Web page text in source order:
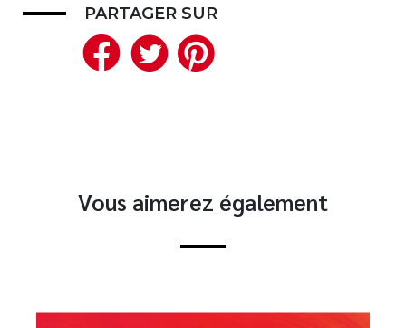
PARTAGER SUR
Facebook
Twitter
Vous aimerez également